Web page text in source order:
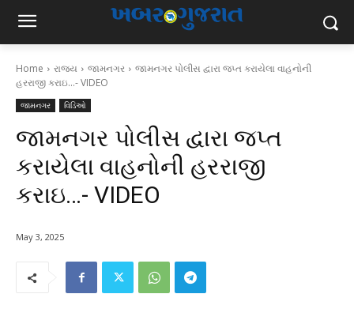
Home રાજ્ય જામનગર
જામનગર પોલીસ દ્વારા જપ્ત કરાયેલા વાહનોની
હરરાજી કરાઇ...- VIDEO
જામનગર વિડિઓ
જામનગર પોલીસ દ્વારા જપ્ત
કરાયેલા વાહનોની હરરાજી
કરાઇ…- VIDEO
May 3, 2025